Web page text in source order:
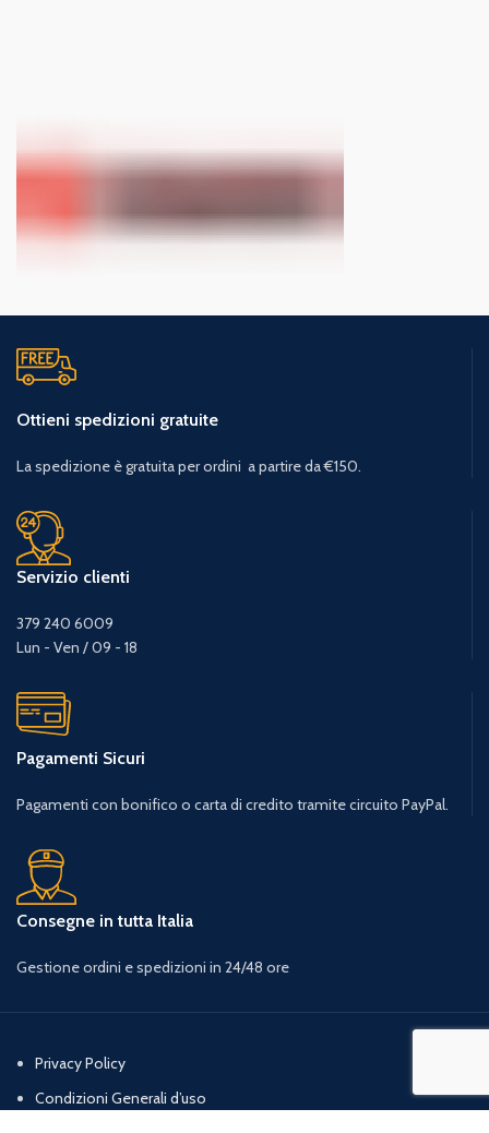
Ottieni spedizioni gratuite
La spedizione è gratuita per ordini a partire da €150.
Servizio clienti
379 240 6009
Lun - Ven / 09 - 18
Pagamenti Sicuri
Pagamenti con bonifico o carta di credito tramite circuito PayPal.
Consegne in tutta Italia
Gestione ordini e spedizioni in 24/48 ore
Privacy Policy
Condizioni Generali d’uso